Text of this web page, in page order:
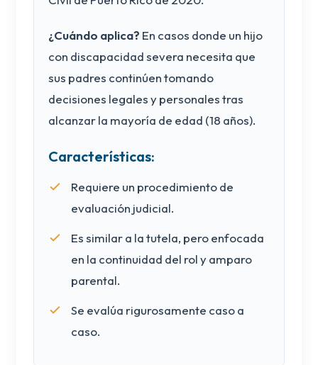
¿Cuándo aplica? En casos donde un hijo
con discapacidad severa necesita que
sus padres continúen tomando
decisiones legales y personales tras
alcanzar la mayoría de edad (18 años).
Características:
Requiere un procedimiento de
evaluación judicial.
Es similar a la tutela, pero enfocada
en la continuidad del rol y amparo
parental.
Se evalúa rigurosamente caso a
caso.